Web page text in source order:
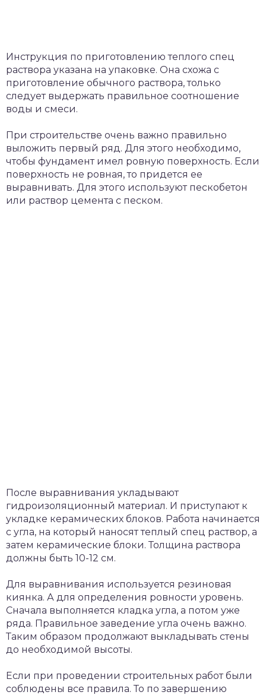
Инструкция по приготовлению теплого спец
раствора указана на упаковке. Она схожа с
приготовление обычного раствора, только
следует выдержать правильное соотношение
воды и смеси.
При строительстве очень важно правильно
выложить первый ряд. Для этого необходимо,
чтобы фундамент имел ровную поверхность. Если
поверхность не ровная, то придется ее
выравнивать. Для этого используют пескобетон
или раствор цемента с песком.
После выравнивания укладывают
гидроизоляционный материал. И приступают к
укладке керамических блоков. Работа начинается
с угла, на который наносят теплый спец раствор, а
затем керамические блоки. Толщина раствора
должны быть 10-12 см.
Для выравнивания используется резиновая
киянка. А для определения ровности уровень.
Сначала выполняется кладка угла, а потом уже
ряда. Правильное заведение угла очень важно.
Таким образом продолжают выкладывать стены
до необходимой высоты.
Если при проведении строительных работ были
соблюдены все правила. То по завершению